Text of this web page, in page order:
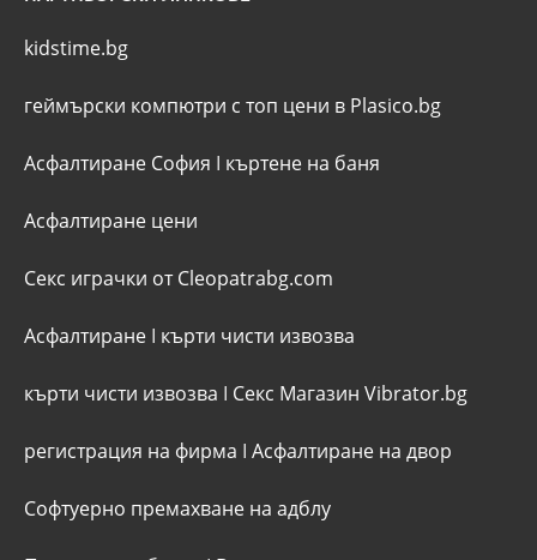
kidstime.bg
геймърски компютри с топ цени в Plasico.bg
Асфалтиране София I къртене на баня
Асфалтиране цени
Секс играчки от Cleopatrabg.com
Асфалтиране I кърти чисти извозва
кърти чисти извозва I Секс Магазин Vibrator.bg
регистрация на фирма I Асфалтиране на двор
Софтуерно премахване на адблу